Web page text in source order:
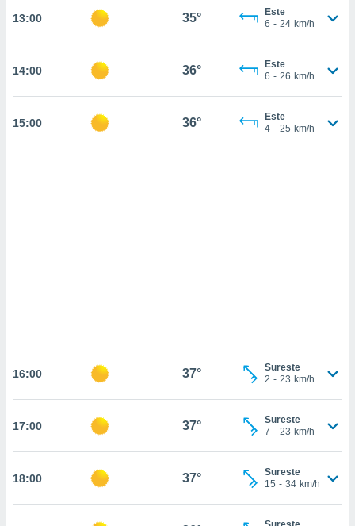
nos
en
perfil
y
de
13:00 35°
Este
6 - 24 km/h
14:00 36°
Este
6 - 26 km/h
15:00 36°
Este
4 - 25 km/h
16:00 37°
Sureste
2 - 23 km/h
17:00 37°
Sureste
7 - 23 km/h
18:00 37°
Sureste
15 - 34 km/h